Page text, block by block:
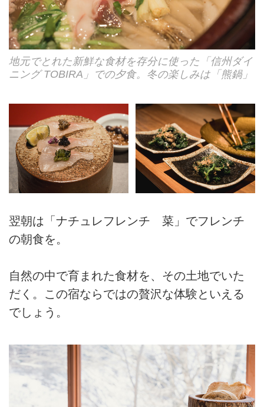
地元でとれた新鮮な食材を存分に使った「信州ダイ
ニング TOBIRA」での夕食。冬の楽しみは「熊鍋」
翌朝は「ナチュレフレンチ 菜」でフレンチ
の朝食を。
自然の中で育まれた食材を、その土地でいた
だく。この宿ならではの贅沢な体験といえる
でしょう。